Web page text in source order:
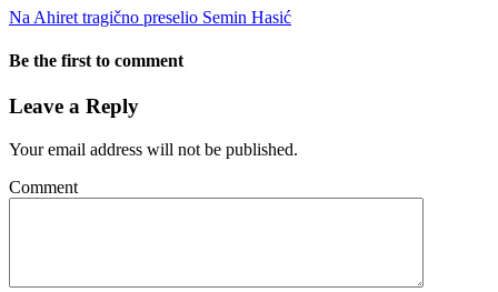
Na Ahiret tragično preselio Semin Hasić
Be the first to comment
Leave a Reply
Your email address will not be published.
Comment